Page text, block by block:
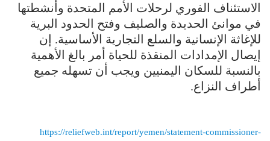
الاستئناف الفوري لرحلات الأمم المتحدة وأنشطتها
في موانئ الحديدة والصليف وفتح الحدود البرية
للإغاثة الإنسانية والسلع التجارية الأساسية. إن
إيصال الإمدادات المنقذة للحياة أمر بالغ الأهمية
بالنسبة للسكان اليمنيين ويجب أن تسهله جميع
أطراف النزاع.
https://reliefweb.int/report/yemen/statement-commissioner-